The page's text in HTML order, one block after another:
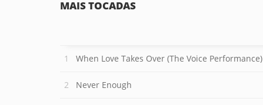
MAIS TOCADAS
When Love Takes Over (The Voice Performance)
Never Enough